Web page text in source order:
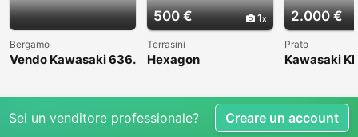
Bergamo
Vendo Kawasaki 636.
500 € 1
Terrasini
Hexagon
2.000 €
Prato
Kawasaki
Sei un venditore professionale? Creare un account